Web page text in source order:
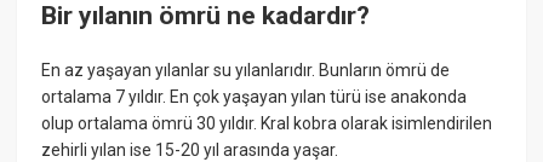
Bir yılanın ömrü ne kadardır?
En az yaşayan yılanlar su yılanlarıdır. Bunların ömrü de
ortalama 7 yıldır. En çok yaşayan yılan türü ise anakonda
olup ortalama ömrü 30 yıldır. Kral kobra olarak isimlendirilen
zehirli yılan ise 15-20 yıl arasında yaşar.